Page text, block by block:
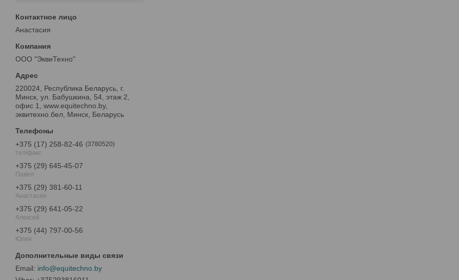
Анастасия
ООО "ЭквиТехно"
220024, Республика Беларусь, г.
Минск, ул. Бабушкина, 54, этаж 2,
офис 1, www.equitechno.by,
эквитехно.бел, Минск, Беларусь
+375 (17) 258-82-46
3780520
тел/факс
+375 (29) 645-45-07
Павел
+375 (29) 381-60-11
Анастасия
+375 (29) 641-05-22
Алексей
+375 (44) 797-00-56
Юлия
info@equitechno.by